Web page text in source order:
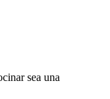
sea una